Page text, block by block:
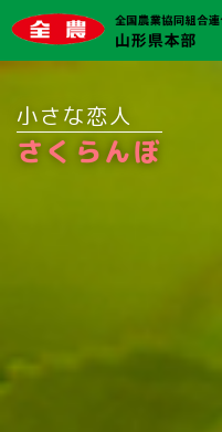
小さな恋人
さくらんぼ